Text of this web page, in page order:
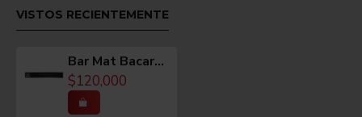
VISTOS RECIENTEMENTE
Bar Mat Bacardi Negro 60cm
$120,000